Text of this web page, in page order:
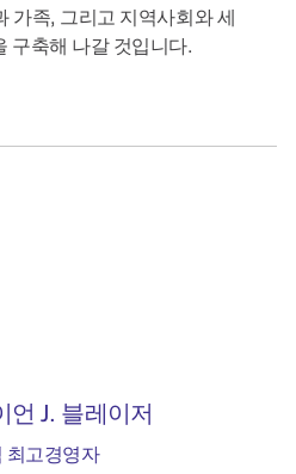
가족, 그리고 지역사회와 세
구축해 나갈 것입니다.
언 J. 블레이저
최고경영자